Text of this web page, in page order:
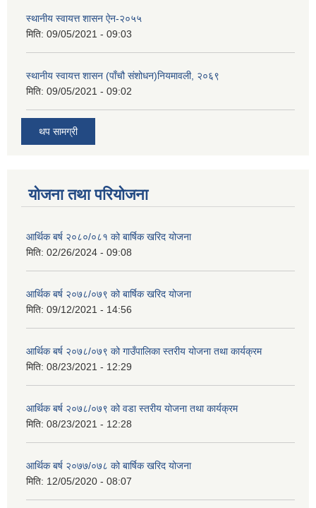
स्थानीय स्वायत्त शासन ए‍ेन-२०५५
मिति: 09/05/2021 - 09:03
स्थानीय स्वायत्त शासन (पाँचौ संशोधन)नियमावली, २०६९
मिति: 09/05/2021 - 09:02
थप सामग्री
योजना तथा परियोजना
आर्थिक बर्ष २०८०/०८१ को बार्षिक खरिद योजना
मिति: 02/26/2024 - 09:08
आर्थिक बर्ष २०७८/०७९ को बार्षिक खरिद योजना
मिति: 09/12/2021 - 14:56
आर्थिक बर्ष २०७८/०७९ को गाउँपालिका स्तरीय योजना तथा कार्यक्रम
मिति: 08/23/2021 - 12:29
आर्थिक बर्ष २०७८/०७९ को वडा स्तरीय योजना तथा कार्यक्रम
मिति: 08/23/2021 - 12:28
आर्थिक बर्ष २०७७/०७८ को बार्षिक खरिद योजना
मिति: 12/05/2020 - 08:07